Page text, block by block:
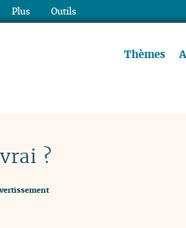
Thèmes
?
Plus Outils